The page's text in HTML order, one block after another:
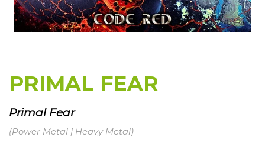
PRIMAL FEAR
Primal Fear
(Power Metal | Heavy Metal)